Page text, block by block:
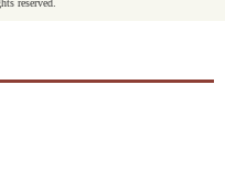
reserved.